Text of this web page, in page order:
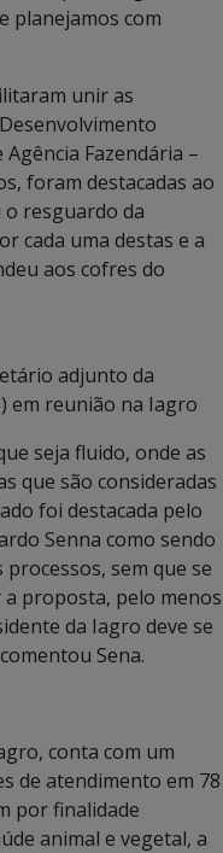
planejamos com
unir as
Fazendária –
foram destacadas ao
resguardo da
cada uma destas e a
aos cofres do
adjunto da
em reunião na Iagro
seja fluido, onde as
que são consideradas
foi destacada pelo
Senna como sendo
sem que se
a proposta, pelo menos
da Iagro deve se
Sena.
conta com um
de atendimento em 78
por finalidade
animal e vegetal, a